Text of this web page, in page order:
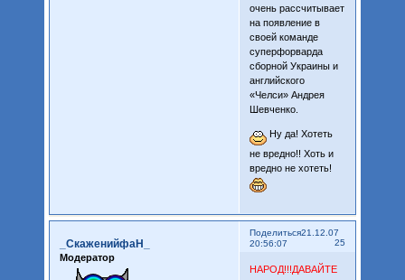
очень рассчитывает
на появление в
своей команде
суперфорварда
сборной Украины и
английского
«Челси» Андрея
Шевченко.
Ну да! Хотеть
не вредно!! Хоть и
вредно не хотеть!
Поделиться
25
21.12.07
20:56:07
_СкаженийфаН_
Модератор
НАРОД!!!ДАВАЙТЕ